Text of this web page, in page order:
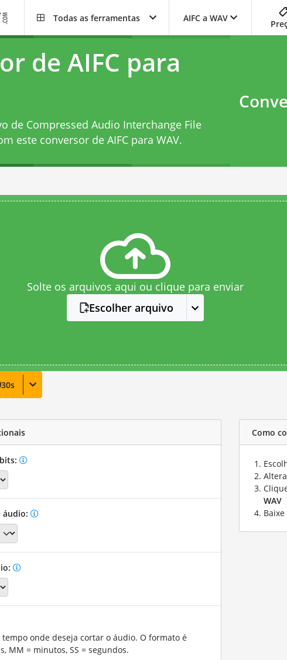
Todas as ferramentas AIFC a WAV
de AIFC para
de Compressed Audio Interchange File
este conversor de AIFC para WAV.
Solte os arquivos aqui ou clique para enviar
Escolher arquivo
30s
áudio:
onde deseja cortar o áudio. O formato é
MM = minutos, SS = segundos.
Como
WAV